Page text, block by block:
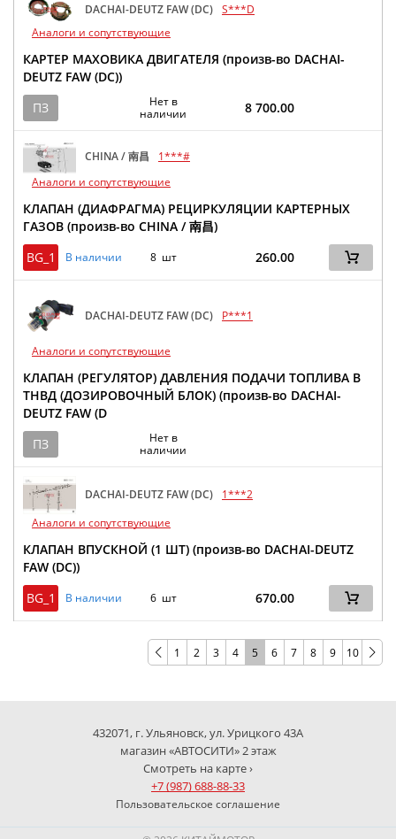
DACHAI-DEUTZ FAW (DC) S***D
Аналоги и сопутствующие
КАРТЕР МАХОВИКА ДВИГАТЕЛЯ (произв-во DACHAI-
DEUTZ FAW (DC))
ПЗ
Нет в
наличии
8 700.00
CHINA / 南昌
1***#
Аналоги и сопутствующие
КЛАПАН (ДИАФРАГМА) РЕЦИРКУЛЯЦИИ КАРТЕРНЫХ
ГАЗОВ (произв-во CHINA / 南昌)
BG_1
В наличии 8 шт 260.00
DACHAI-DEUTZ FAW (DC) P***1
Аналоги и сопутствующие
КЛАПАН (РЕГУЛЯТОР) ДАВЛЕНИЯ ПОДАЧИ ТОПЛИВА В
ТНВД (ДОЗИРОВОЧНЫЙ БЛОК) (произв-во DACHAI-
DEUTZ FAW (D
ПЗ
Нет в
наличии
DACHAI-DEUTZ FAW (DC)
1***2
Аналоги и сопутствующие
КЛАПАН ВПУСКНОЙ (1 ШТ) (произв-во DACHAI-DEUTZ
FAW (DC))
BG_1
В наличии 6 шт 670.00
1 2 3 4 5 6 7 8 9 10
432071, г. Ульяновск, ул. Урицкого 43А
магазин «АВТОСИТИ» 2 этаж
Смотреть на карте ›
+7 (987) 688-88-33
Пользовательское соглашение